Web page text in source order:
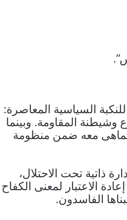
السياسية المعاصرة:
المقاومة. وبينما
معه ضمن منظومة
ذاتية تحت الاحتلال،
الاعتبار لمعنى الكفاح
الفاسدون.